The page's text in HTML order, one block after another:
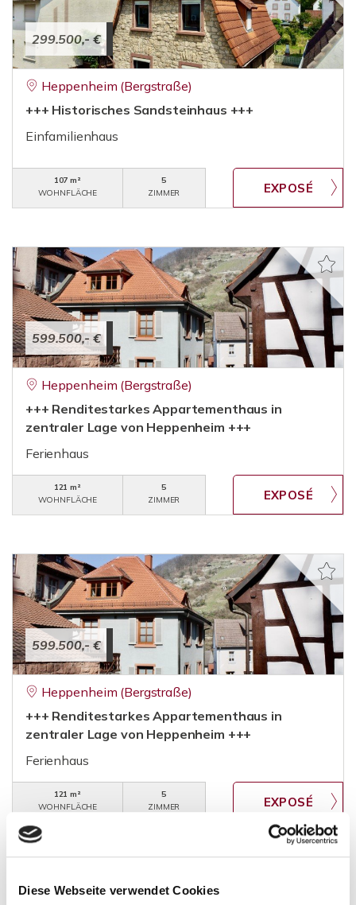
Diese Webseite verwendet Cookies
299.500,- €
Heppenheim (Bergstraße)
+++ Historisches Sandsteinhaus +++
Einfamilienhaus
107 m²
WOHNFLÄCHE
5
ZIMMER
599.500,- €
Heppenheim (Bergstraße)
+++ Renditestarkes Appartementhaus in
zentraler Lage von Heppenheim +++
Ferienhaus
121 m²
WOHNFLÄCHE
5
ZIMMER
599.500,- €
Heppenheim (Bergstraße)
+++ Renditestarkes Appartementhaus in
zentraler Lage von Heppenheim +++
Ferienhaus
121 m²
WOHNFLÄCHE
5
ZIMMER